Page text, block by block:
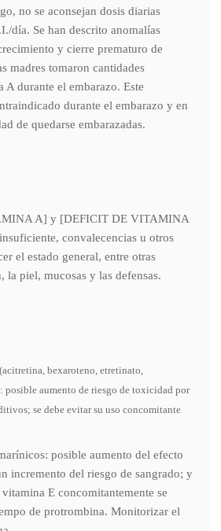
no se aconsejan dosis diarias
día. Se han descrito anomalías
y cierre prematuro de
madres tomaron cantidades
A durante el embarazo. Este
durante el embarazo y en
de quedarse embarazadas.
A] y [DEFICIT DE VITAMINA
convalecencias u otros
el estado general, entre otras
la piel, mucosas y las defensas.
bexaroteno, etretinato,
aumento de riesgo de toxicidad por
se debe evitar su uso concomitante
posible aumento del efecto
incremento del riesgo de sangrado; y
E concomitantemente se
de protrombina. Monitorizar el